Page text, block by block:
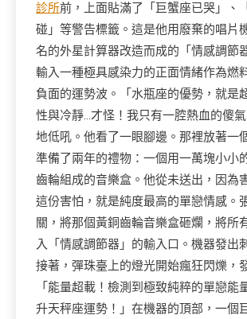
診所前，上面貼滿了「巨蟹座已哭」、
碰」等警告標籤。這是他用廢棄的唱片
名的外星計算器改造而成的「情感調節
輸入一種極具感染力的正面情緒作為燃
負面的運勢波。「水瓶座的優勢，就是
性與冷靜…才怪！我只有一腔熱血的傻
地低吼。他看了一眼腳邊。那裡放著一
準備了兩年的禮物：一個用一萬塊小小
齒輪組成的音樂盒。他從未送出，因為
這份害怕，就是純度最高的單戀情感。
關，將那個黃銅齒輪音樂盒砸爛，將所
入「情感調節器」的輸入口。機器發出
接著，彈珠臺上的燈光開始瘋狂閃爍，
「能量超載！檢測到極致純粹的單戀能
升天秤座運勢！」在機器的頂部，一個